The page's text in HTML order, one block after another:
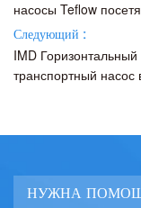
насосы Teflow
Следующий :
IMD
транспортный
НУЖНА